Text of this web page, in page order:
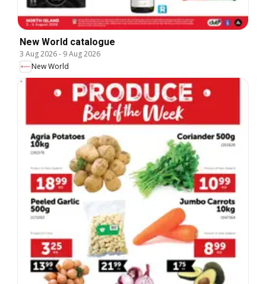
New World catalogue
3 Aug 2026- 9 Aug 2026
New World